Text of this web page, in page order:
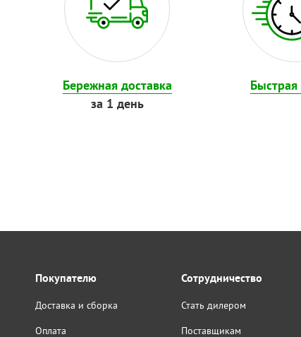
Бережная доставка
за 1 день
Быстрая
Покупателю
Доставка и сборка
Оплата
Сотрудничество
Стать дилером
Поставщикам